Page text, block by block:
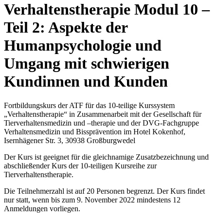
Verhaltenstherapie Modul 10 –
Teil 2: Aspekte der
Humanpsychologie und
Umgang mit schwierigen
Kundinnen und Kunden
Fortbildungskurs der ATF für das 10-teilige Kurssystem
„Verhaltenstherapie“ in Zusammenarbeit mit der Gesellschaft für
Tierverhaltensmedizin und –therapie und der DVG-Fachgruppe
Verhaltensmedizin und Bissprävention im Hotel Kokenhof,
Isernhägener Str. 3, 30938 Großburgwedel
Der Kurs ist geeignet für die gleichnamige Zusatzbezeichnung und
abschließender Kurs der 10-teiligen Kursreihe zur
Tierverhaltenstherapie.
Die Teilnehmerzahl ist auf 20 Personen begrenzt. Der Kurs findet
nur statt, wenn bis zum 9. November 2022 mindestens 12
Anmeldungen vorliegen.